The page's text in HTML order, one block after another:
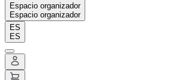
Espacio organizador
Espacio organizador
ES
ES